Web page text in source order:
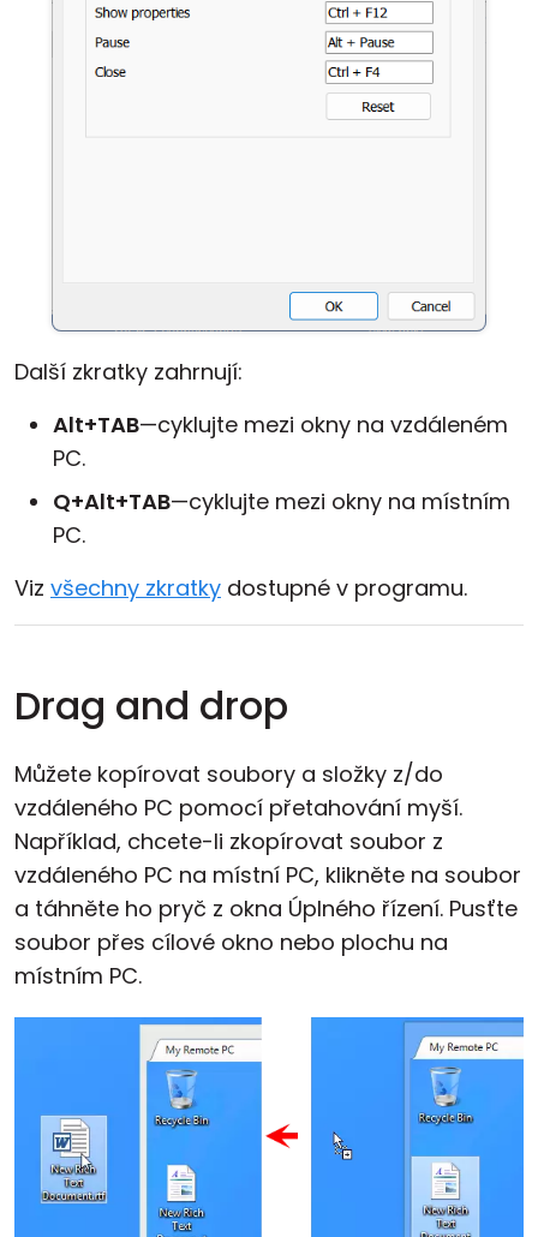
Další zkratky zahrnují:
Alt+TAB—cyklujte mezi okny na vzdáleném
PC.
Q+Alt+TAB—cyklujte mezi okny na místním
PC.
Viz všechny zkratky dostupné v programu.
Drag and drop
Můžete kopírovat soubory a složky z/do
vzdáleného PC pomocí přetahování myší.
Například, chcete-li zkopírovat soubor z
vzdáleného PC na místní PC, klikněte na soubor
a táhněte ho pryč z okna Úplného řízení. Pusťte
soubor přes cílové okno nebo plochu na
místním PC.